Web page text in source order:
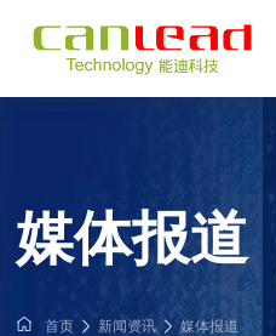
媒体报道
首页 新闻资讯 媒体报道